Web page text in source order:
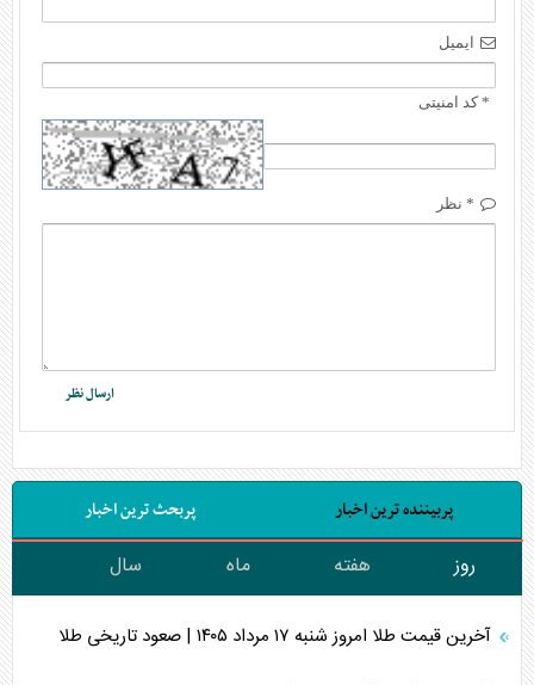
ایمیل
* کد امنیتی
* نظر
پربیننده ترین اخبار پربحث ترین اخبار
روز هفته ماه سال
آخرین قیمت طلا امروز شنبه ۱۷ مرداد ۱۴۰۵ | صعود تاریخی طلا